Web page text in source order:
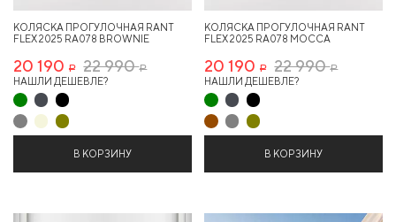
КОЛЯСКА ПРОГУЛОЧНАЯ RANT
FLEX 2025 RA078 BROWNIE
20 190 Р 22 990Р
НАШЛИ ДЕШЕВЛЕ?
В КОРЗИНУ
КОЛЯСКА ПРОГУЛОЧНАЯ RANT
FLEX 2025 RA078 MOCCA
20 190 Р 22 990Р
НАШЛИ ДЕШЕВЛЕ?
В КОРЗИНУ